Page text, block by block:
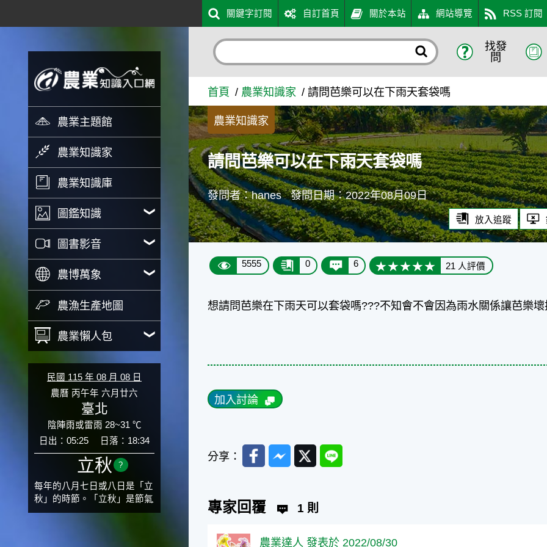
請問芭樂可以在下雨天套袋嗎 - 農業知識入口網
農業主題館
農業知識家
農業知識庫
圖鑑知識
圖書影音
農博萬象
農漁生產地圖
農業懶人包
民國 115 年 08 月 08 日
農曆 丙午年 六月廿六
臺北
陰陣雨或雷雨 28~31 ℃
日出：05:25
日落：18:34
立秋 ?
每年的八月七日或八日是「立
秋」的時節。「立秋」是節氣
邁入秋涼的先聲，表示酷熱難
關鍵字訂閱 自訂首頁 關於本站 網站導覽 RSS 訂閱
找發
問
首頁 農業知識家 請問芭樂可以在下雨天套袋嗎
農業知識家
請問芭樂可以在下雨天套袋嗎
發問者：hanes 發問日期：2022年08月09日
放入追蹤
5555 0 6 21 人評價
想請問芭樂在下雨天可以套袋嗎???不知會不會因為雨水關係讓芭樂壞
加入討論
分享：
FacebookMessenger
TwitterLine
專家回覆 1 則
農業達人 發表於 2022/08/30